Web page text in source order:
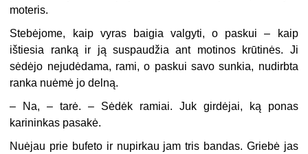
moteris.
Stebėjome, kaip vyras baigia valgyti, o paskui – kaip
ištiesia ranką ir ją suspaudžia ant motinos krūtinės. Ji
sėdėjo nejudėdama, rami, o paskui savo sunkia, nudirbta
ranka nuėmė jo delną.
– Na, – tarė. – Sėdėk ramiai. Juk girdėjai, ką ponas
karininkas pasakė.
Nuėjau prie bufeto ir nupirkau jam tris bandas. Griebė jas